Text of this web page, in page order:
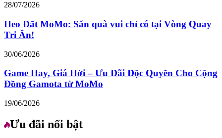
28/07/2026
Heo Đất MoMo: Săn quà vui chỉ có tại Vòng Quay
Tri Ân!
30/06/2026
Game Hay, Giá Hời – Ưu Đãi Độc Quyền Cho Cộng
Đồng Gamota từ MoMo
19/06/2026
Ưu đãi nổi bật